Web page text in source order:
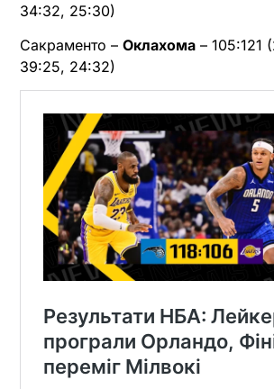
34:32, 25:30)
Сакраменто – Оклахома – 105:121
39:25, 24:32)